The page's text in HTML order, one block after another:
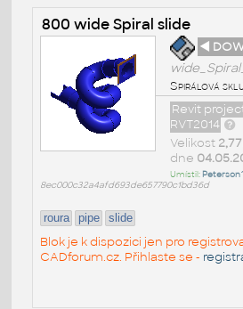
800 wide Spiral slide
◄
Spirálová
Revit
RVT2014
Velikost
dne
Umístil: Peterson^
8ec000c32a4afd693de657790c1bd36d
roura pipe slide
Blok je k dispozici jen pro
CADforum.cz. Přihlaste se -